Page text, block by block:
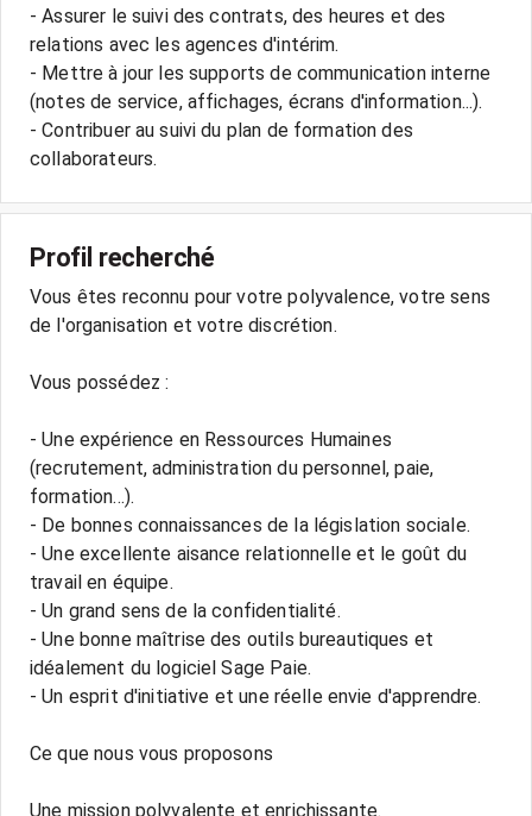
- Assurer le suivi des contrats, des heures et des
relations avec les agences d'intérim.
- Mettre à jour les supports de communication interne
(notes de service, affichages, écrans d'information...).
- Contribuer au suivi du plan de formation des
collaborateurs.
Profil recherché
Vous êtes reconnu pour votre polyvalence, votre sens
de l'organisation et votre discrétion.
Vous possédez :
- Une expérience en Ressources Humaines
(recrutement, administration du personnel, paie,
formation...).
- De bonnes connaissances de la législation sociale.
- Une excellente aisance relationnelle et le goût du
travail en équipe.
- Un grand sens de la confidentialité.
- Une bonne maîtrise des outils bureautiques et
idéalement du logiciel Sage Paie.
- Un esprit d'initiative et une réelle envie d'apprendre.
Ce que nous vous proposons
Une mission polyvalente et enrichissante.